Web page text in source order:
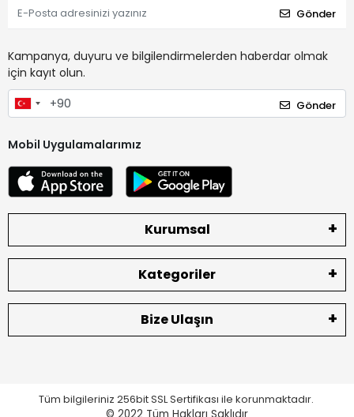
Gönder
Kampanya, duyuru ve bilgilendirmelerden haberdar olmak
için kayıt olun.
Gönder
Mobil Uygulamalarımız
Kurumsal
Kategoriler
Bize Ulaşın
Tüm bilgileriniz 256bit SSL Sertifikası ile korunmaktadır.